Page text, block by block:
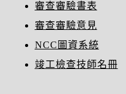
審查審驗書表
審查審驗意見
NCC圖資系統
竣工檢查技師名冊